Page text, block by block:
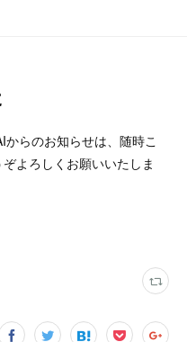
らのお知らせは、随時こ
よろしくお願いいたしま